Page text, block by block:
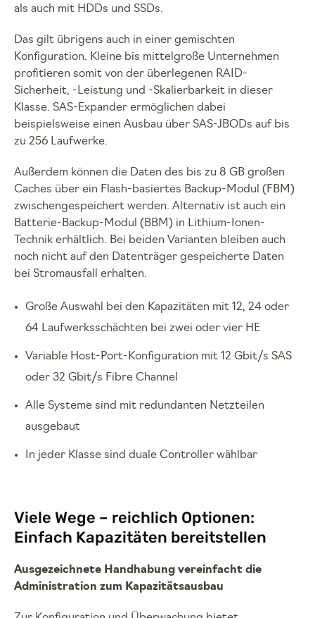
als auch mit HDDs und SSDs.
Das gilt übrigens auch in einer gemischten
Konfiguration. Kleine bis mittelgroße Unternehmen
profitieren somit von der überlegenen RAID-
Sicherheit, -Leistung und -Skalierbarkeit in dieser
Klasse. SAS-Expander ermöglichen dabei
beispielsweise einen Ausbau über SAS-JBODs auf bis
zu 256 Laufwerke.
Außerdem können die Daten des bis zu 8 GB großen
Caches über ein Flash-basiertes Backup-Modul (FBM)
zwischengespeichert werden. Alternativ ist auch ein
Batterie-Backup-Modul (BBM) in Lithium-Ionen-
Technik erhältlich. Bei beiden Varianten bleiben auch
noch nicht auf den Datenträger gespeicherte Daten
bei Stromausfall erhalten.
Große Auswahl bei den Kapazitäten mit 12, 24 oder
64 Laufwerksschächten bei zwei oder vier HE
Variable Host-Port-Konfiguration mit 12 Gbit/s SAS
oder 32 Gbit/s Fibre Channel
Alle Systeme sind mit redundanten Netzteilen
ausgebaut
In jeder Klasse sind duale Controller wählbar
Viele Wege – reichlich Optionen:
Einfach Kapazitäten bereitstellen
Ausgezeichnete Handhabung vereinfacht die
Administration zum Kapazitätsausbau